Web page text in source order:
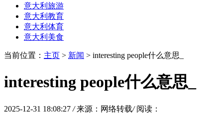
意大利旅游
意大利教育
意大利体育
意大利美食
当前位置： 主页 > 新闻 > interesting people什么意思_
interesting people什么意思_
2025-12-31 18:08:27 / 来源：网络转载/ 阅读：